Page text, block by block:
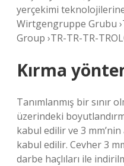
yerçekimi
Wirtgengruppe Grubu
Group ›TR-TR-TR-
Kırma
Tanımlanmış bir sınır
üzerindeki
kabul edilir ve 3
kabul edilir. Cevher 3
darbe haçlıları ile